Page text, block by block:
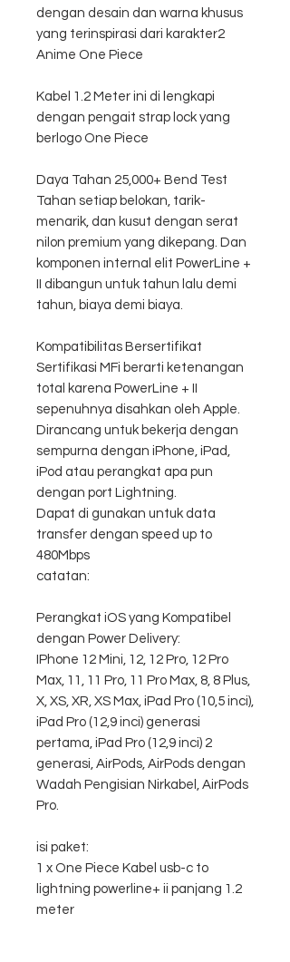
dengan desain dan warna khusus
yang terinspirasi dari karakter2
Anime One Piece
Kabel 1.2 Meter ini di lengkapi
dengan pengait strap lock yang
berlogo One Piece
Daya Tahan 25,000+ Bend Test
Tahan setiap belokan, tarik-
menarik, dan kusut dengan serat
nilon premium yang dikepang. Dan
komponen internal elit PowerLine +
II dibangun untuk tahun lalu demi
tahun, biaya demi biaya.
Kompatibilitas Bersertifikat
Sertifikasi MFi berarti ketenangan
total karena PowerLine + II
sepenuhnya disahkan oleh Apple.
Dirancang untuk bekerja dengan
sempurna dengan iPhone, iPad,
iPod atau perangkat apa pun
dengan port Lightning.
Dapat di gunakan untuk data
transfer dengan speed up to
480Mbps
catatan:
Perangkat iOS yang Kompatibel
dengan Power Delivery:
IPhone 12 Mini, 12, 12 Pro, 12 Pro
Max, 11, 11 Pro, 11 Pro Max, 8, 8 Plus,
X, XS, XR, XS Max, iPad Pro (10,5 inci),
iPad Pro (12,9 inci) generasi
pertama, iPad Pro (12,9 inci) 2
generasi, AirPods, AirPods dengan
Wadah Pengisian Nirkabel, AirPods
Pro.
isi paket:
1 x One Piece Kabel usb-c to
lightning powerline+ ii panjang 1.2
meter